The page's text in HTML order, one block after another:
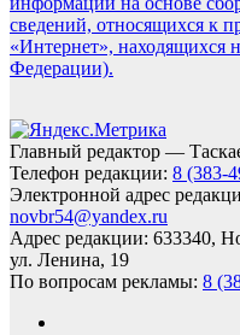
сведений, относящихся к
«Интернет», находящихся
Федерации).
Главный редактор —
Телефон редакции: 8 (383-
Электронной адрес
novbr54@yandex.ru
Адрес редакции: 633340,
ул. Ленина, 19
По вопросам рекламы: 8